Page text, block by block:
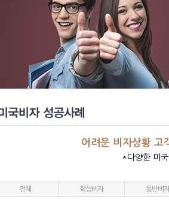
어려운 비자상황 고
*다양한 미
전체 학생비자 동반비자